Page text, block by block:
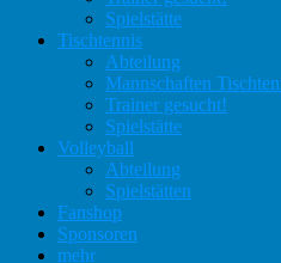
Spielstätte
Tischtennis
Abteilung
Mannschaften
Trainer gesucht!
Spielstätte
Volleyball
Abteilung
Spielstätten
Fanshop
Sponsoren
mehr